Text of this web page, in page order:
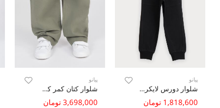
پیانو
شلوار دورس لایکرا اسلپ (ست با کد 11145)
1,818,600 تومان
پیانو
شلوار کتان کمر کش
3,698,000 تومان